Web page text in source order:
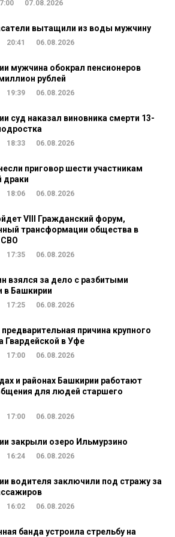
07.08.2026
вытащили из воды мужчину
20:41 06.08.2026
мужчина обокрал пенсионеров
рублей
19:39 06.08.2026
суд наказал виновника смерти 13-
18:33 06.08.2026
приговор шести участникам
драки
18:06 06.08.2026
VIII Гражданский форум,
трансформации общества в
СВО
17:35 06.08.2026
взялся за дело с разбитыми
в Башкирии
17:25 06.08.2026
предварительная причина крупного
Гвардейской в Уфе
17:00 06.08.2026
и районах Башкирии работают
для людей старшего
17:00 06.08.2026
закрыли озеро Ильмурзино
16:24 06.08.2026
водителя заключили под стражу за
16:02 06.08.2026
банда устроила стрельбу на